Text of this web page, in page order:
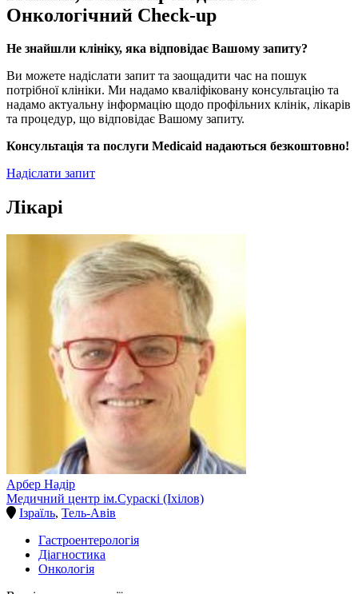
Онкологічний Check-up
Не знайшли клініку, яка відповідає Вашому запиту?
Ви можете надіслати запит та заощадити час на пошук
потрібної клініки. Ми надамо кваліфіковану консультацію та
надамо актуальну інформацію щодо профільних клінік, лікарів
та процедур, що відповідає Вашому запиту.
Консультація та послуги Medicaid надаються безкоштовно!
Надіслати запит
Лікарі
Арбер Надір
Медичний центр ім.Сураскі (Іхілов)
Ізраїль, Тель-Авів
Гастроентерологія
Діагностика
Онкологія